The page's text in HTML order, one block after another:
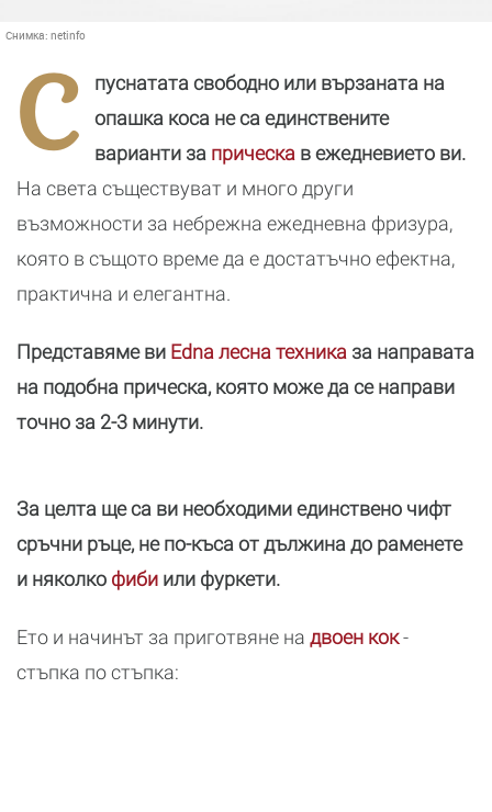
Снимка: netinfo
С
пуснатата свободно или вързаната на
опашка коса не са единствените
варианти за прическа в ежедневието ви.
На света съществуват и много други
възможности за небрежна ежедневна фризура,
която в същото време да е достатъчно ефектна,
практична и елегантна.
Представяме ви Edna лесна техника за направата
на подобна прическа, която може да се направи
точно за 2-3 минути.
За целта ще са ви необходими единствено чифт
сръчни ръце, не по-къса от дължина до раменете
и няколко фиби или фуркети.
Ето и начинът за приготвяне на двоен кок-
стъпка по стъпка: